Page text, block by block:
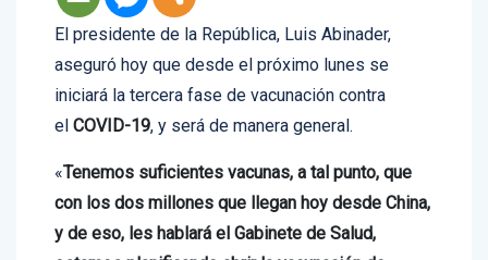
El presidente de la República, Luis Abinader,
aseguró hoy que desde el próximo lunes se
iniciará la tercera fase de vacunación contra
elCOVID-19, y será de manera general.
con los dos millones que llegan hoy desde China,
y de eso, les hablará el Gabinete de Salud,
estamos planificando abrir la vacunación de